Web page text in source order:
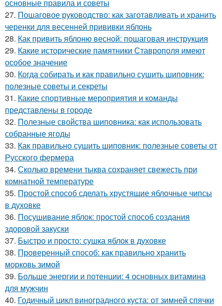
основные правила и советы
27. Пошаговое руководство: как заготавливать и хранить
черенки для весенней прививки яблонь
28. Как привить яблоню весной: пошаговая инструкция
29. Какие исторические памятники Ставрополя имеют
особое значение
30. Когда собирать и как правильно сушить шиповник:
полезные советы и секреты
31. Какие спортивные мероприятия и команды
представлены в городе
32. Полезные свойства шиповника: как использовать
собранные ягоды
33. Как правильно сушить шиповник: полезные советы от
Русского фермера
34. Сколько времени тыква сохраняет свежесть при
комнатной температуре
35. Простой способ сделать хрустящие яблочные чипсы
в духовке
36. Посушивание яблок: простой способ создания
здоровой закуски
37. Быстро и просто: сушка яблок в духовке
38. Проверенный способ: как правильно хранить
морковь зимой
39. Больше энергии и потенции: 4 основных витамина
для мужчин
40. Годичный цикл виноградного куста: от зимней спячки